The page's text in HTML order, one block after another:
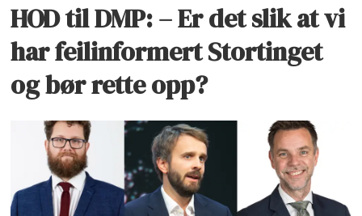
HOD til DMP: – Er det slik at vi
har feilinformert Stortinget
og bør rette opp?